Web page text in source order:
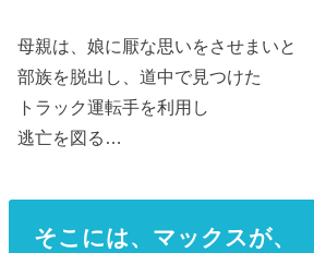
母親は、娘に厭な思いをさせまいと
部族を脱出し、道中で見つけた
トラック運転手を利用し
逃亡を図る…
そこには、マックスが、